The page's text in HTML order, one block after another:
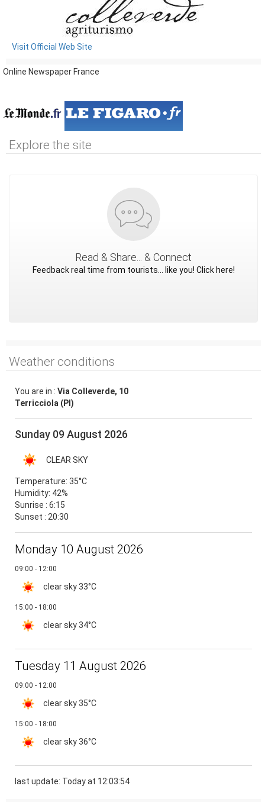
Visit Official Web Site
Online Newspaper France
Explore the site
Read & Share... & Connect
Feedback real time from tourists... like you! Click here!
Weather conditions
You are in : Via Colleverde, 10
Terricciola (PI)
Sunday 09 August 2026
CLEAR SKY
Temperature: 35°C
Humidity: 42%
Sunrise : 6:15
Sunset : 20:30
Monday 10 August 2026
09:00 - 12:00
clear sky33°C
15:00 - 18:00
clear sky34°C
Tuesday 11 August 2026
09:00 - 12:00
clear sky35°C
15:00 - 18:00
clear sky36°C
last update: Today at 12:03:54